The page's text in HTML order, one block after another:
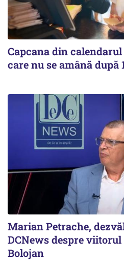
Capcana din
care nu se amână după
Marian Petrache,
DCNews despre
Bolojan